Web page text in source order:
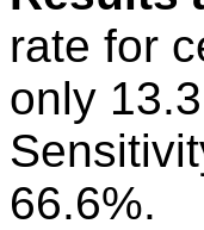
rate for
only
66.6%.